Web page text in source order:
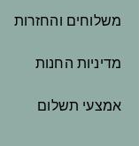
משלוחים והחזרות
מדיניות החנות
אמצעי תשלום